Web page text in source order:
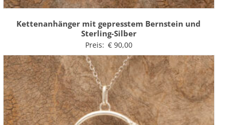
Kettenanhänger mit gepresstem Bernstein und
Sterling-Silber
Preis: €90,00